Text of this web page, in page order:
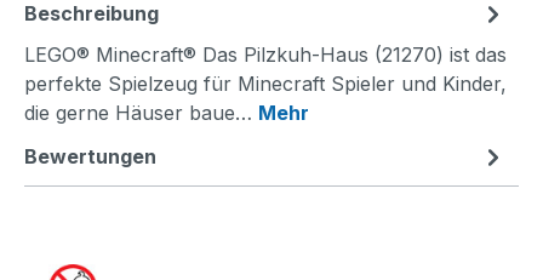
Beschreibung
LEGO® Minecraft® Das Pilzkuh-Haus (21270) ist das
perfekte Spielzeug für Minecraft Spieler und Kinder,
die gerne Häuser baue… Mehr
Bewertungen